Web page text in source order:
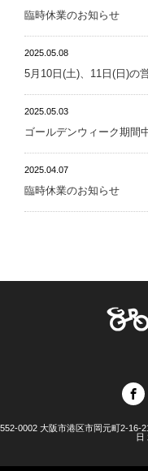
臨時休業のお知らせ
2025.05.08
5月10日(土)、11日(日)の
2025.05.03
ゴールデンウィーク期間
2025.04.07
臨時休業のお知らせ
552-0002 大阪市港区市岡元町2-16-
日